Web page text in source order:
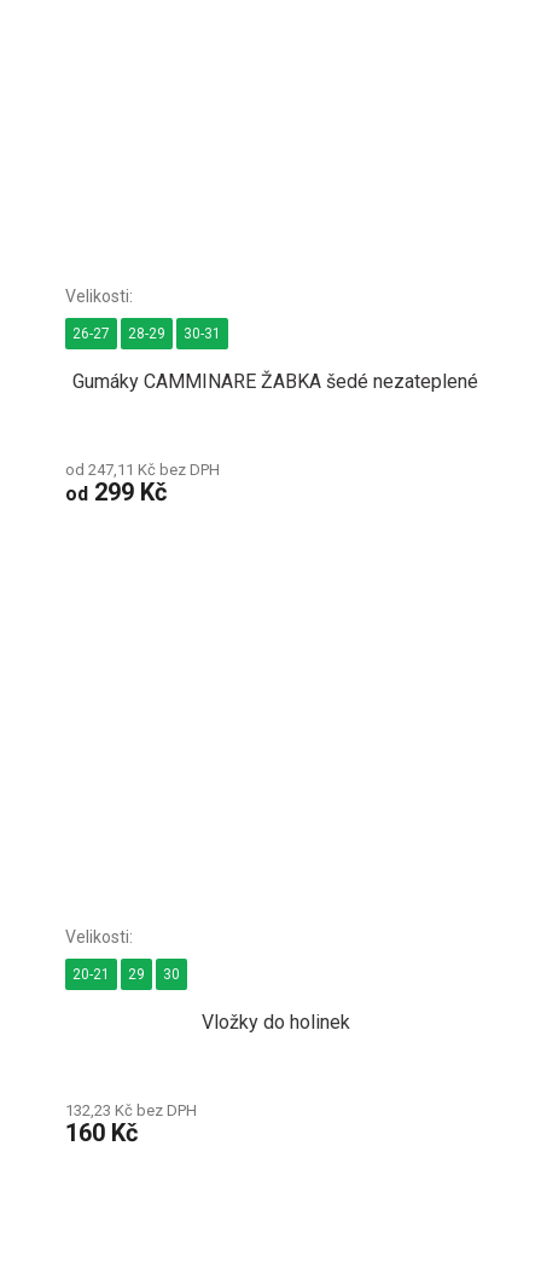
Gumáky CAMMINARE ŽABKA šedé nezateplené
od 247,11 Kč bez DPH
od 299 Kč
26-27 28-29 30-31
Vložky do holinek
132,23 Kč bez DPH
160 Kč
20-21 29 30